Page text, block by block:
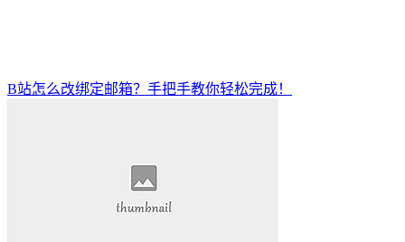
B站怎么改绑定邮箱？手把手教你轻松完成！